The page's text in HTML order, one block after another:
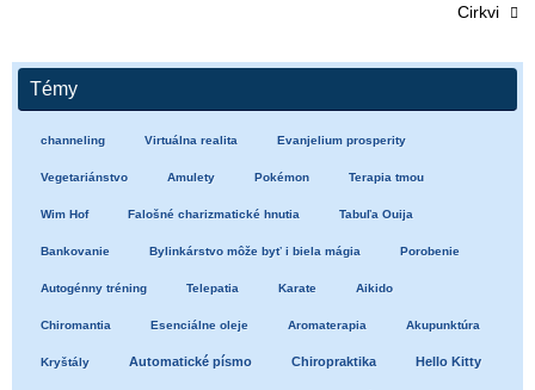
Cirkvi
Témy
channeling Virtuálna realita Evanjelium prosperity
Vegetariánstvo Amulety Pokémon Terapia tmou
Wim Hof Falošné charizmatické hnutia Tabuľa Ouija
Bankovanie Bylinkárstvo môže byť i biela mágia Porobenie
Autogénny tréning Telepatia Karate Aikido
Chiromantia Esenciálne oleje Aromaterapia Akupunktúra
Kryštály Automatické písmo Chiropraktika Hello Kitty